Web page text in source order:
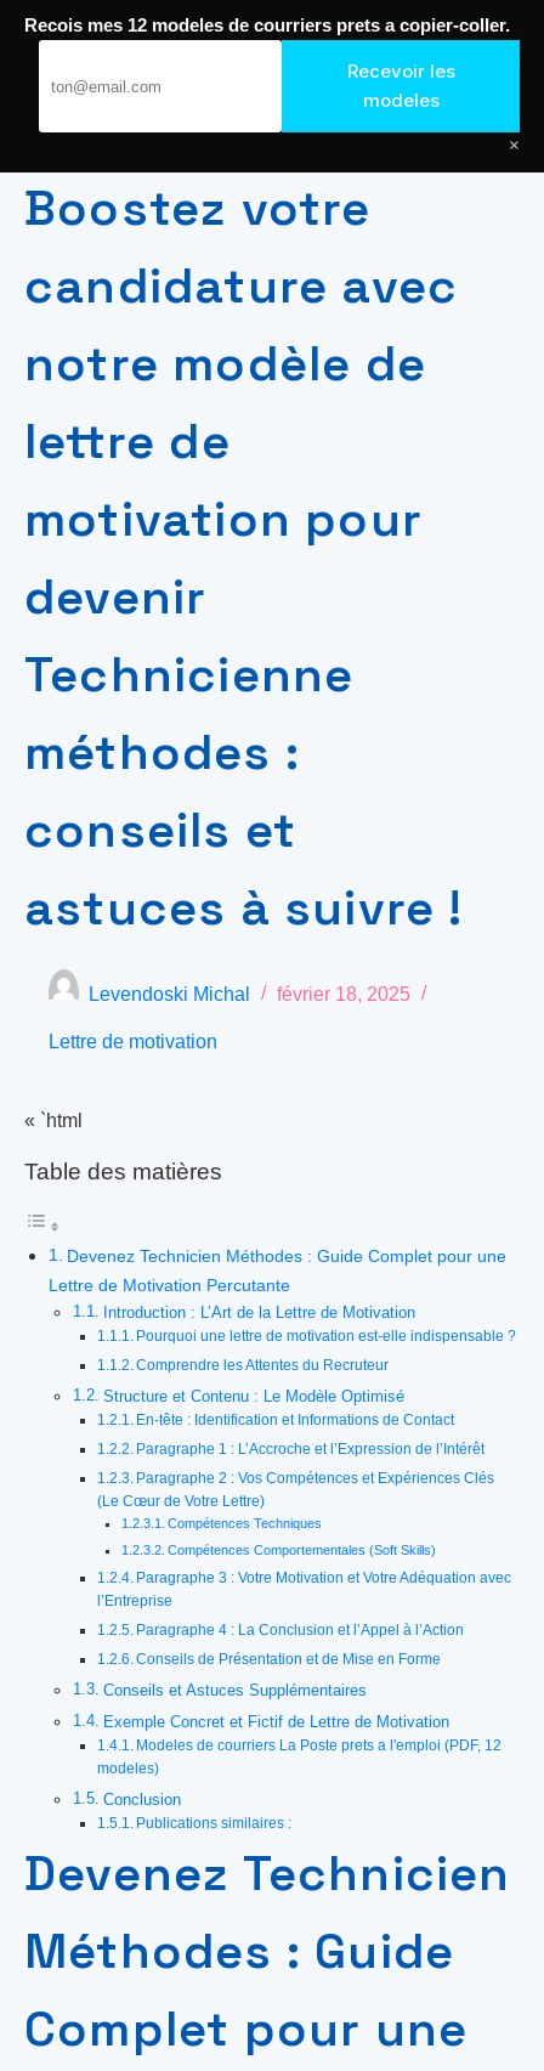
Passer
contenu
Boostez votre
candidature avec
notre modèle de
lettre de
motivation pour
devenir
Technicienne
méthodes :
conseils et
astuces à suivre !
Levendoski Michal février 18, 2025
Lettre de motivation
« `html
Table des matières
Devenez Technicien Méthodes : Guide Complet pour une
Lettre de Motivation Percutante
Introduction : L’Art de la Lettre de Motivation
Pourquoi une lettre de motivation est-elle indispensable ?
Comprendre les Attentes du Recruteur
Structure et Contenu : Le Modèle Optimisé
En-tête : Identification et Informations de Contact
Paragraphe 1 : L’Accroche et l’Expression de l’Intérêt
Paragraphe 2 : Vos Compétences et Expériences Clés
(Le Cœur de Votre Lettre)
Compétences Techniques
Compétences Comportementales (Soft Skills)
Paragraphe 3 : Votre Motivation et Votre Adéquation avec
l’Entreprise
Paragraphe 4 : La Conclusion et l’Appel à l’Action
Conseils de Présentation et de Mise en Forme
Conseils et Astuces Supplémentaires
Exemple Concret et Fictif de Lettre de Motivation
Modeles de courriers La Poste prets a l'emploi (PDF, 12
modeles)
Conclusion
Publications similaires :
Devenez Technicien
Méthodes : Guide
Complet pour une
Recois mes 12 modeles de courriers prets a copier-coller.
Recevoir les
modeles
×